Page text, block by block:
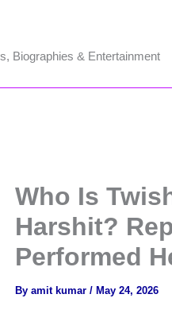
Biographies & Entertainment
Who Is
Harshit?
Performed
By amit kumar / May 24, 2026